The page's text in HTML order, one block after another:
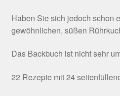
Haben Sie sich jedoch schon
gewöhnlichen, süßen
Das Backbuch ist nicht sehr
22 Rezepte mit 24